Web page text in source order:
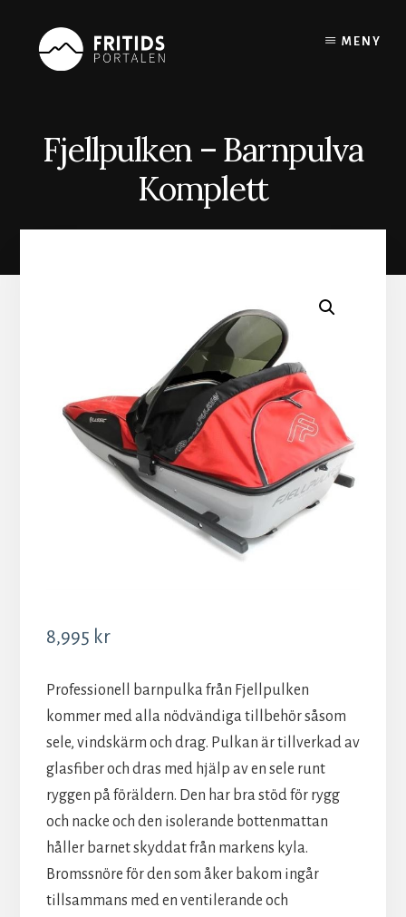
content
MENY
Fjellpulken – Barnpulva
Komplett
8,995 kr
Professionell barnpulka från Fjellpulken
kommer med alla nödvändiga tillbehör såsom
sele, vindskärm och drag. Pulkan är tillverkad av
glasfiber och dras med hjälp av en sele runt
ryggen på föräldern. Den har bra stöd för rygg
och nacke och den isolerande bottenmattan
håller barnet skyddat från markens kyla.
Bromssnöre för den som åker bakom ingår
tillsammans med en ventilerande och